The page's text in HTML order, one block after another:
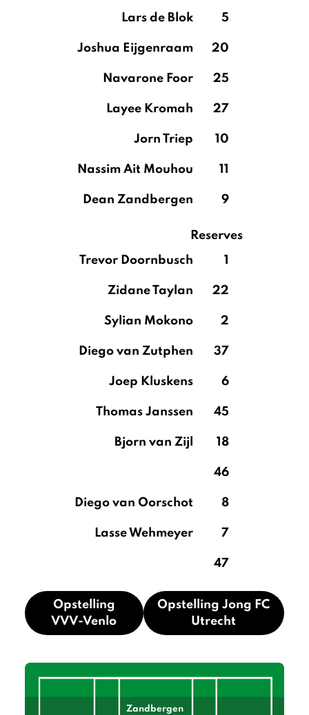
Lars de Blok 5
Joshua Eijgenraam 20
Navarone Foor 25
Layee Kromah 27
Jorn Triep 10
Nassim Ait Mouhou 11
Dean Zandbergen 9
Reserves
Trevor Doornbusch
1
Zidane Taylan 22
Sylian Mokono 2
Diego van Zutphen 37
Joep Kluskens 6
Thomas Janssen 45
Bjorn van Zijl 18
46
Diego van Oorschot 8
Lasse Wehmeyer 7
47
Opstelling
VVV-Venlo
Opstelling Jong FC
Utrecht
Zandbergen